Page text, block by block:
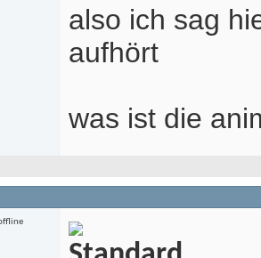
also ich sag
aufhört
was ist die